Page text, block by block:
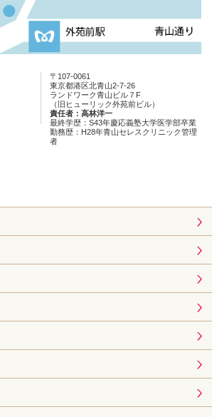
〒107-0061
東京都港区北青山2-7-26
ランドワーク青山ビル７F
（旧ヒューリック外苑前ビル）
責任者：高林洋一
最終学歴：S43年慶応義塾大学医学部卒業
勤務歴：H28年青山セレスクリニック管理
者